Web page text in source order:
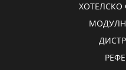
ХОТЕЛСКО